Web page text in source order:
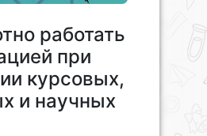
работать
при
курсовых,
и научных